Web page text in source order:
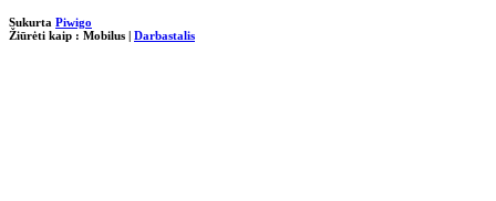
Sukurta Piwigo
Žiūrėti kaip : Mobilus | Darbastalis